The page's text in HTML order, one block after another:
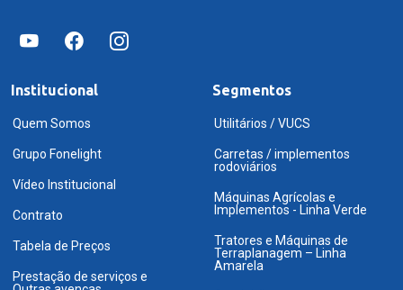
Institucional
Quem Somos
Grupo Fonelight
Vídeo Institucional
Contrato
Tabela de Preços
Prestação de serviços e
Segmentos
Utilitários / VUCS
Carretas / implementos
rodoviários
Máquinas Agrícolas e
Implementos - Linha Verde
Tratores e Máquinas de
Terraplanagem – Linha
Amarela